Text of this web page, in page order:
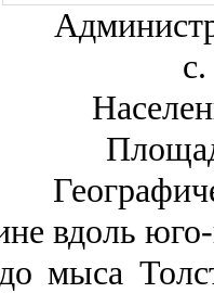
вдоль
мыса